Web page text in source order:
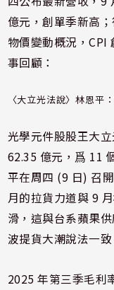
億元，創單季新高
物價變動概況，CPI
事回顧：
〈大立光法說〉林恩平
光學元件股股王大
62.35 億元，爲 11
平在周四 (9 日) 召
月的拉貨力道與 9
滑，這與台系蘋果
波提貨大潮說法一致
2025 年第三季毛利